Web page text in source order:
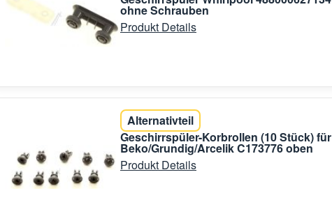
ohne Schrauben
Produkt Details
Alternativteil
Geschirrspüler-Korbrollen (10 Stück) für
Beko/Grundig/Arcelik C173776 oben
Produkt Details